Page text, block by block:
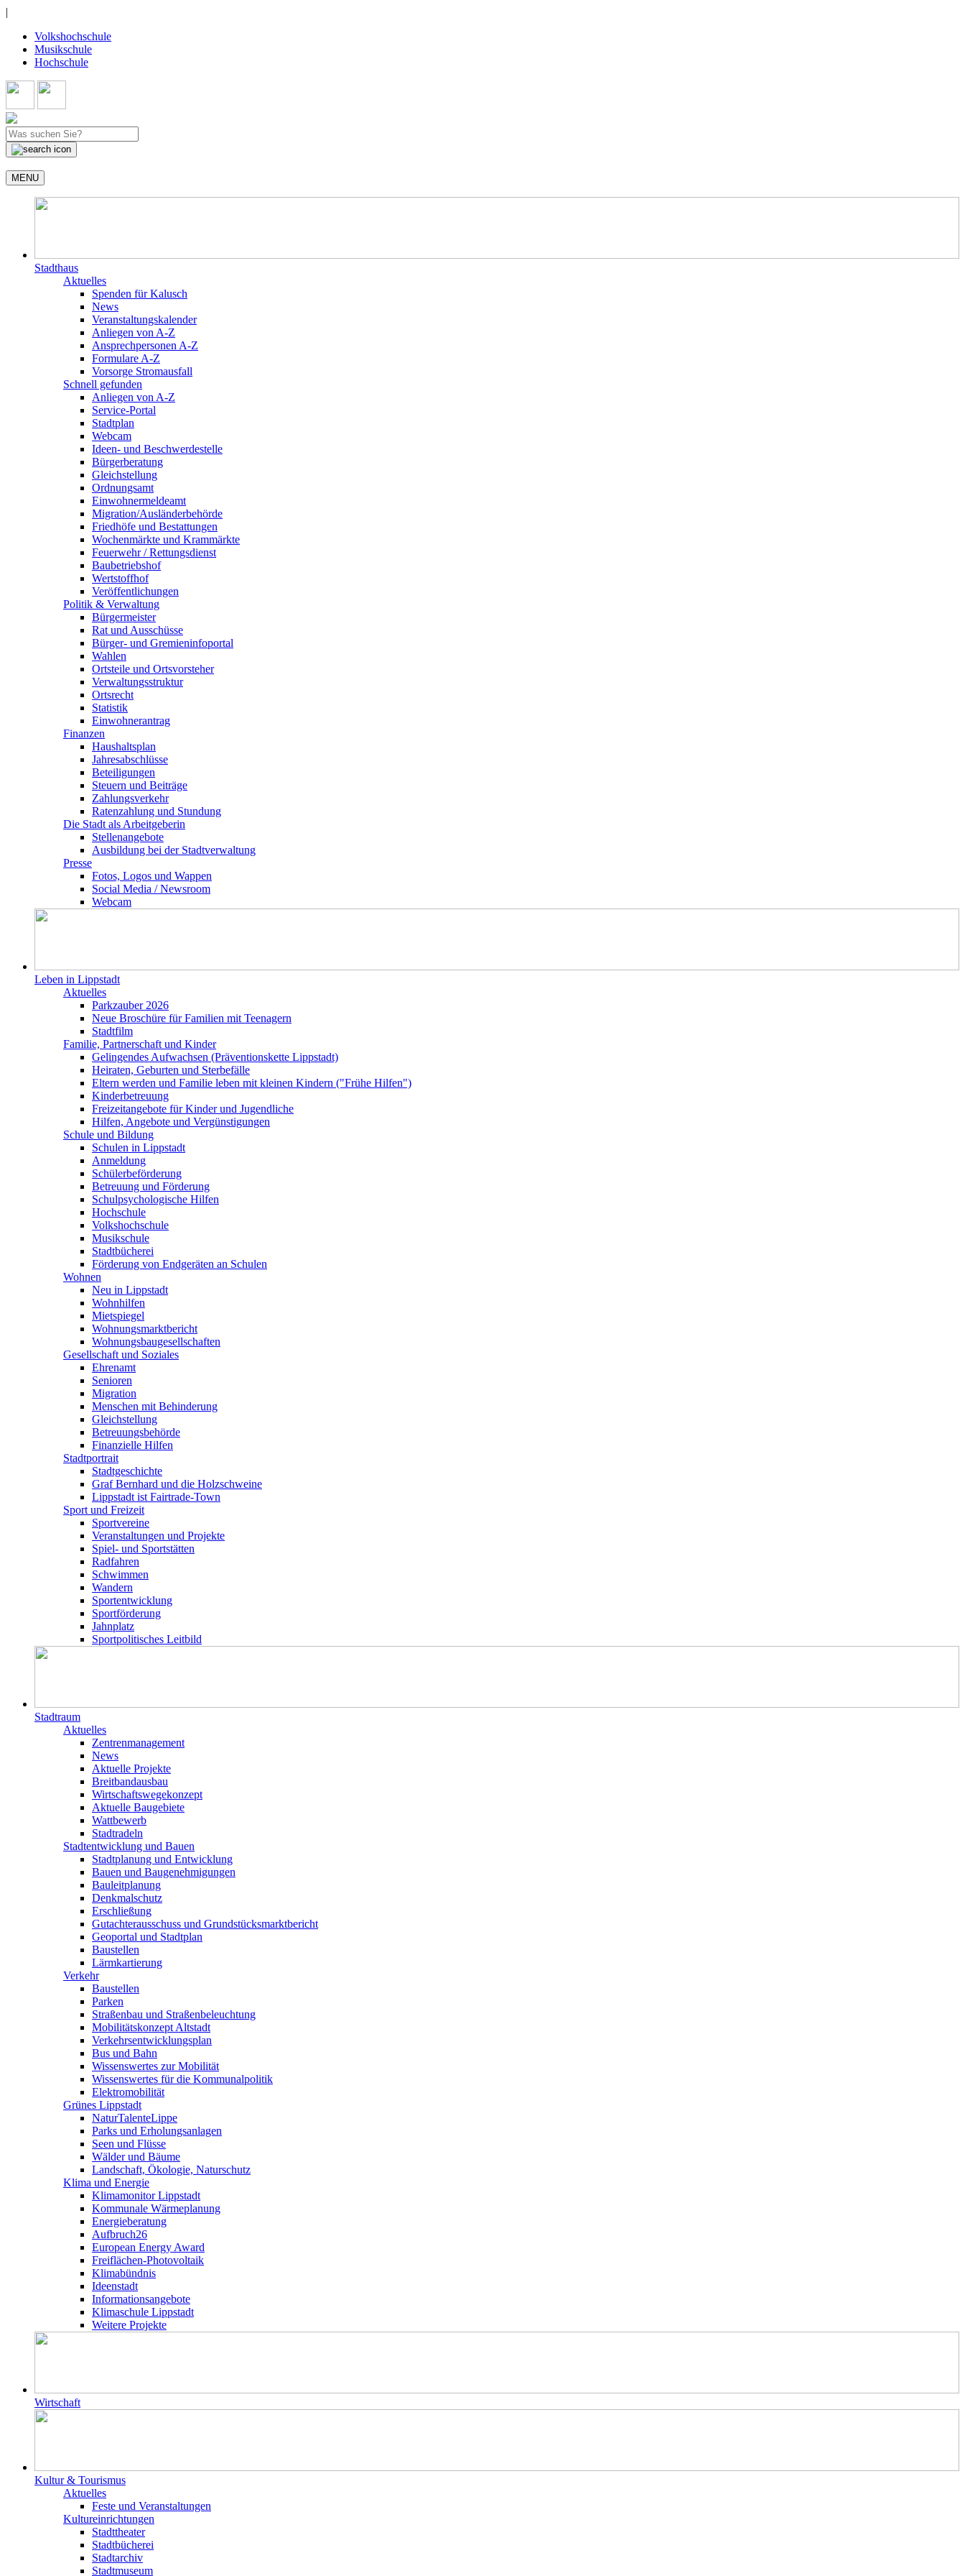
|
Volkshochschule
Musikschule
Hochschule
MENU
Stadthaus
Aktuelles
Spenden für Kalusch
News
Veranstaltungskalender
Anliegen von A-Z
Ansprechpersonen A-Z
Formulare A-Z
Vorsorge Stromausfall
Schnell gefunden
Anliegen von A-Z
Service-Portal
Stadtplan
Webcam
Ideen- und Beschwerdestelle
Bürgerberatung
Gleichstellung
Ordnungsamt
Einwohnermeldeamt
Migration/Ausländerbehörde
Friedhöfe und Bestattungen
Wochenmärkte und Krammärkte
Feuerwehr / Rettungsdienst
Baubetriebshof
Wertstoffhof
Veröffentlichungen
Politik & Verwaltung
Bürgermeister
Rat und Ausschüsse
Bürger- und Gremieninfoportal
Wahlen
Ortsteile und Ortsvorsteher
Verwaltungsstruktur
Ortsrecht
Statistik
Einwohnerantrag
Finanzen
Haushaltsplan
Jahresabschlüsse
Beteiligungen
Steuern und Beiträge
Zahlungsverkehr
Ratenzahlung und Stundung
Die Stadt als Arbeitgeberin
Stellenangebote
Ausbildung bei der Stadtverwaltung
Presse
Fotos, Logos und Wappen
Social Media / Newsroom
Webcam
Leben in Lippstadt
Aktuelles
Parkzauber 2026
Neue Broschüre für Familien mit Teenagern
Stadtfilm
Familie, Partnerschaft und Kinder
Gelingendes Aufwachsen (Präventionskette Lippstadt)
Heiraten, Geburten und Sterbefälle
Eltern werden und Familie leben mit kleinen Kindern ("Frühe Hilfen")
Kinderbetreuung
Freizeitangebote für Kinder und Jugendliche
Hilfen, Angebote und Vergünstigungen
Schule und Bildung
Schulen in Lippstadt
Anmeldung
Schülerbeförderung
Betreuung und Förderung
Schulpsychologische Hilfen
Hochschule
Volkshochschule
Musikschule
Stadtbücherei
Förderung von Endgeräten an Schulen
Wohnen
Neu in Lippstadt
Wohnhilfen
Mietspiegel
Wohnungsmarktbericht
Wohnungsbaugesellschaften
Gesellschaft und Soziales
Ehrenamt
Senioren
Migration
Menschen mit Behinderung
Gleichstellung
Betreuungsbehörde
Finanzielle Hilfen
Stadtportrait
Stadtgeschichte
Graf Bernhard und die Holzschweine
Lippstadt ist Fairtrade-Town
Sport und Freizeit
Sportvereine
Veranstaltungen und Projekte
Spiel- und Sportstätten
Radfahren
Schwimmen
Wandern
Sportentwicklung
Sportförderung
Jahnplatz
Sportpolitisches Leitbild
Stadtraum
Aktuelles
Zentrenmanagement
News
Aktuelle Projekte
Breitbandausbau
Wirtschaftswegekonzept
Aktuelle Baugebiete
Wattbewerb
Stadtradeln
Stadtentwicklung und Bauen
Stadtplanung und Entwicklung
Bauen und Baugenehmigungen
Bauleitplanung
Denkmalschutz
Erschließung
Gutachterausschuss und Grundstücksmarktbericht
Geoportal und Stadtplan
Baustellen
Lärmkartierung
Verkehr
Baustellen
Parken
Straßenbau und Straßenbeleuchtung
Mobilitätskonzept Altstadt
Verkehrsentwicklungsplan
Bus und Bahn
Wissenswertes zur Mobilität
Wissenswertes für die Kommunalpolitik
Elektromobilität
Grünes Lippstadt
NaturTalenteLippe
Parks und Erholungsanlagen
Seen und Flüsse
Wälder und Bäume
Landschaft, Ökologie, Naturschutz
Klima und Energie
Klimamonitor Lippstadt
Kommunale Wärmeplanung
Energieberatung
Aufbruch26
European Energy Award
Freiflächen-Photovoltaik
Klimabündnis
Ideenstadt
Informationsangebote
Klimaschule Lippstadt
Weitere Projekte
Wirtschaft
Kultur & Tourismus
Aktuelles
Feste und Veranstaltungen
Kultureinrichtungen
Stadttheater
Stadtbücherei
Stadtarchiv
Stadtmuseum